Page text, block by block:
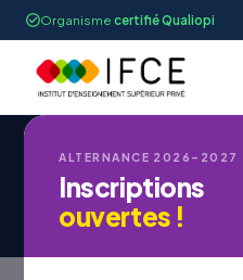
Organisme certifié Qualiopi
ALTERNANCE 2026–2027
Inscriptions
ouvertes !
Candidature à